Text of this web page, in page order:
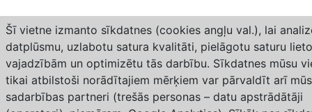
Šī vietne izmanto sīkdatnes (cookies angļu val.), lai
datplūsmu, uzlabotu satura kvalitāti, pielāgotu saturu
vajadzībām un optimizētu tās darbību. Sīkdatnes mūsu
tikai atbilstoši norādītajiem mērķiem var pārvaldīt arī
sadarbības partneri (trešās personas – datu apstrādātāji